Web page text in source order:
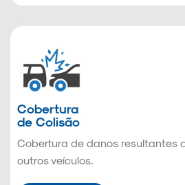
Cobertura
de Colisão
Cobertura de danos resultantes
outros veículos.